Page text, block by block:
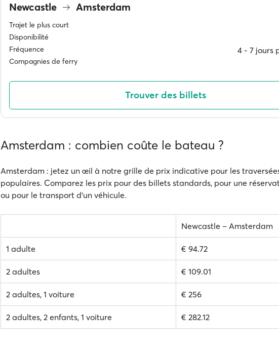
Newcastle Amsterdam
Trajet le plus court
Disponibilité
Fréquence
4 ‐ 7 jours
Compagnies de ferry
Trouver des billets
Amsterdam : combien coûte le bateau ?
Amsterdam : jetez un œil à notre grille de prix indicative pour les
populaires. Comparez les prix pour des billets standards, pour une
ou pour le transport d'un véhicule.
Newcastle – Amsterdam
1 adulte € 94.72
2 adultes € 109.01
2 adultes, 1 voiture € 256
2 adultes, 2 enfants, 1 voiture € 282.12